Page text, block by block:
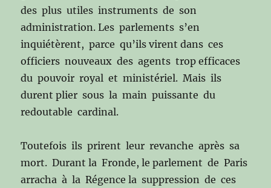
des plus utiles instruments de son
administration. Les parlements s’en
inquiétèrent, parce qu’ils virent dans ces
officiers nouveaux des agents trop efficaces
du pouvoir royal et ministériel. Mais ils
durent plier sous la main puissante du
redoutable cardinal.
Toutefois ils prirent leur revanche après sa
mort. Durant la Fronde, le parlement de Paris
arracha à la Régence la suppression de ces